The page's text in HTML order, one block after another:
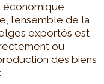
économique
l’ensemble de la
exportés est
ou
des biens